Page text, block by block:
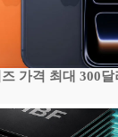
가격 최대 300